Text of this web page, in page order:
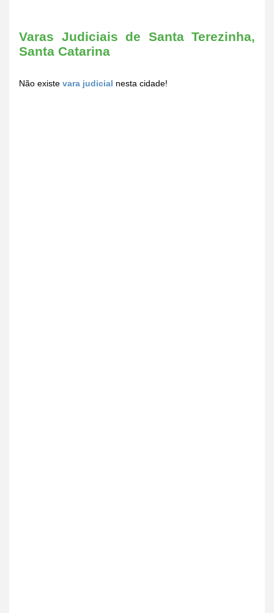
Varas Judiciais de Santa Terezinha,
Santa Catarina
Não existe vara judicial nesta cidade!